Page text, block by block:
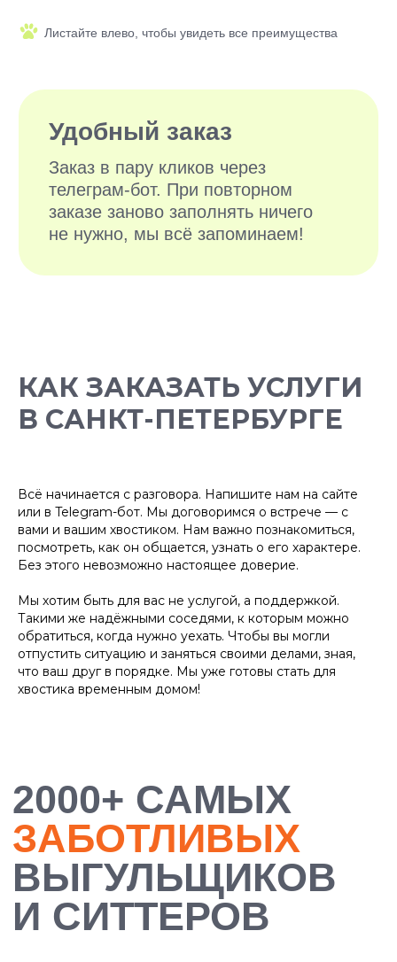
КАК ЗАКАЗАТЬ УСЛУГИ
В САНКТ-ПЕТЕРБУРГЕ
Всё начинается с разговора. Напишите нам на сайте
или в Telegram-бот. Мы договоримся о встрече — с
вами и вашим хвостиком. Нам важно познакомиться,
посмотреть, как он общается, узнать о его характере.
Без этого невозможно настоящее доверие.
Мы хотим быть для вас не услугой, а поддержкой.
Такими же надёжными соседями, к которым можно
обратиться, когда нужно уехать. Чтобы вы могли
отпустить ситуацию и заняться своими делами, зная,
что ваш друг в порядке. Мы уже готовы стать для
хвостика временным домом!
И СИТТЕРОВ
БОЛЕЕ 10 000
ДОВОЛЬНЫХ